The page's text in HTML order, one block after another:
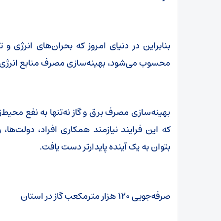
بنابراین در دنیای امروز که بحران‌های
محسوب می‌شود، بهینه‌سازی مصرف منابع انرژی
بهینه‌سازی مصرف برق و گاز نه‌تنها به نفع
که این فرایند نیازمند همکاری افراد،
بتوان به یک آینده پایدارتر دست یافت.
صرفه‌جویی ۱۲۰ هزار مترمکعب گاز در استان